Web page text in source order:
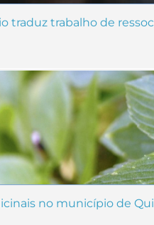
traduz trabalho de
no município de